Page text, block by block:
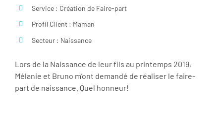
Service : Création de Faire-part
Profil Client : Maman
Secteur : Naissance
Lors de la Naissance de leur fils au printemps 2019,
Mélanie et Bruno m’ont demandé de réaliser le faire-
part de naissance. Quel honneur!